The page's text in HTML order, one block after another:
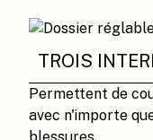
TROIS
Permettent de
avec n'importe